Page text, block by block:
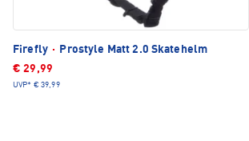
Firefly ·
Prostyle Matt 2.0 Skatehelm
€ 29,99
UVP* € 39,99